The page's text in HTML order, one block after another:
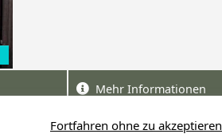
Mehr Informationen
Fortfahren ohne zu akzeptieren